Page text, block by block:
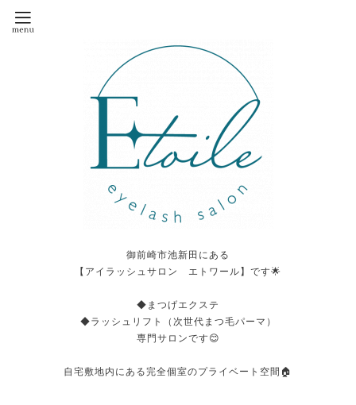
御前崎市池新田にある
【アイラッシュサロン エトワール】です🌟
◆まつげエクステ
◆ラッシュリフト（次世代まつ毛パーマ）
専門サロンです😊
自宅敷地内にある完全個室のプライベート空間🏠